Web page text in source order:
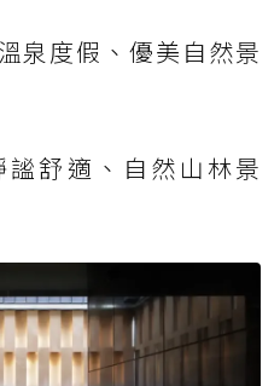
泉度假、優美自然景
謐舒適、自然山林景